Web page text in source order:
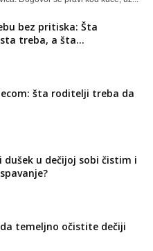
bez pritiska: Šta
treba, a šta...
šta roditelji treba da
dušek u dečijoj sobi čistim i
temeljno očistite dečiji